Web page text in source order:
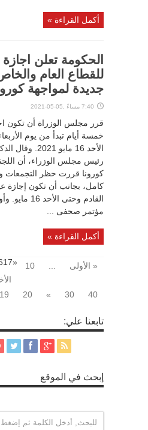
أكمل القراءة »
الحكومة تعلن
للقطاع العام
جديدة لمواجهة
7:40 مساءً ,05-05-2021
الأحد 16 مايو
رئيس مجلس الوزراء، أن اللجنة
كورونا قررت حظر التجمعات
كامل، بجانب أن تكون إجازة
القادم وحتى
مؤتمر صحفى ...
أكمل القراءة »
« الأولى 10
«1617
19 20 » 30 40
تابعنا علي:
إبحث في الموقع